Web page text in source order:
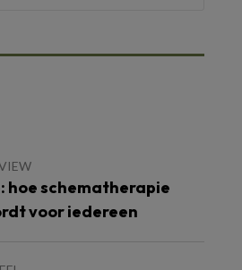
hoe schematherapie
voor iedereen